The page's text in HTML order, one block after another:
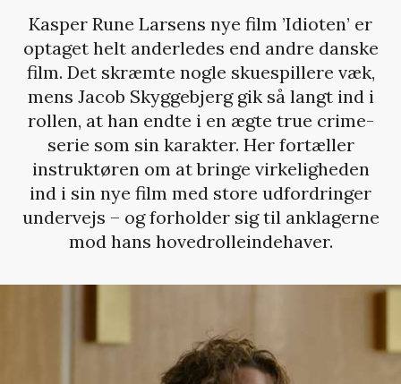
Kasper Rune Larsens nye film ’Idioten’ er
optaget helt anderledes end andre danske
film. Det skræmte nogle skuespillere væk,
mens Jacob Skyggebjerg gik så langt ind i
rollen, at han endte i en ægte true crime-
serie som sin karakter. Her fortæller
instruktøren om at bringe virkeligheden
ind i sin nye film med store udfordringer
undervejs – og forholder sig til anklagerne
mod hans hovedrolleindehaver.